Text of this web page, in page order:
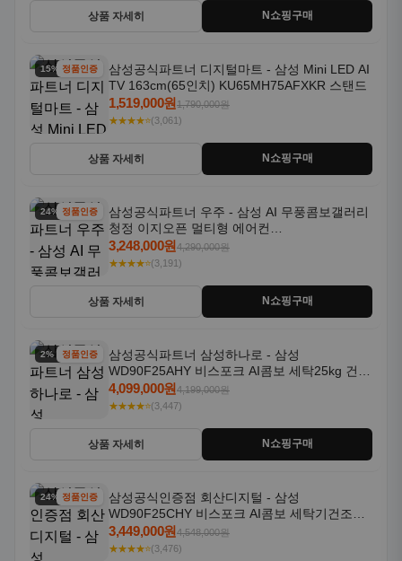
상품 자세히 N쇼핑구매
15% 할인정품인증
삼성공식파트너 디지털마트 - 삼성 Mini LED AI
TV 163cm(65인치) KU65MH75AFXKR 스탠드
1,519,000원1,790,000원
★★★★⭐(3,061)
상품 자세히 N쇼핑구매
24% 할인정품인증
삼성공식파트너 우주 - 삼성 AI 무풍콤보갤러리
청정 이지오픈 멀티형 에어컨
AF80F17D22WRS 기본설치포함
3,248,000원4,290,000원
★★★★⭐(3,191)
상품 자세히 N쇼핑구매
2% 할인정품인증
삼성공식파트너 삼성하나로 - 삼성
WD90F25AHY 비스포크 AI콤보 세탁25kg 건조
18kg 자동문열림 1등급
4,099,000원4,199,000원
★★★★⭐(3,447)
상품 자세히 N쇼핑구매
24% 할인정품인증
삼성공식인증점 회산디지털 - 삼성
WD90F25CHY 비스포크 AI콤보 세탁기건조기
일체형 25kg+18kg 1등급
3,449,000원4,548,000원
★★★★⭐(3,476)